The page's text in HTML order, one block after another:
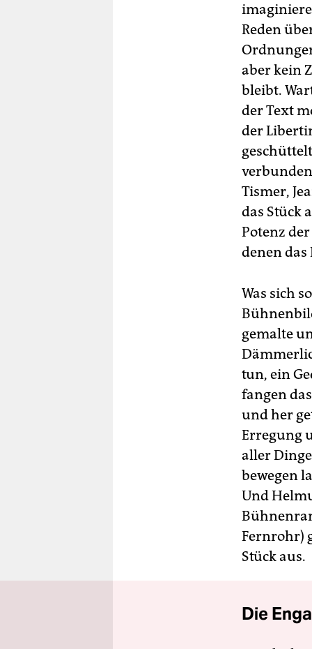
Reden
aber kein
bleibt.
der Text
der
Tismer,
das Stück
Potenz
denen
Was sich
gemalte
tun, ein
fangen
und her
Erregung
aller
bewegen
Und
Fernrohr)
Stück aus.
Die